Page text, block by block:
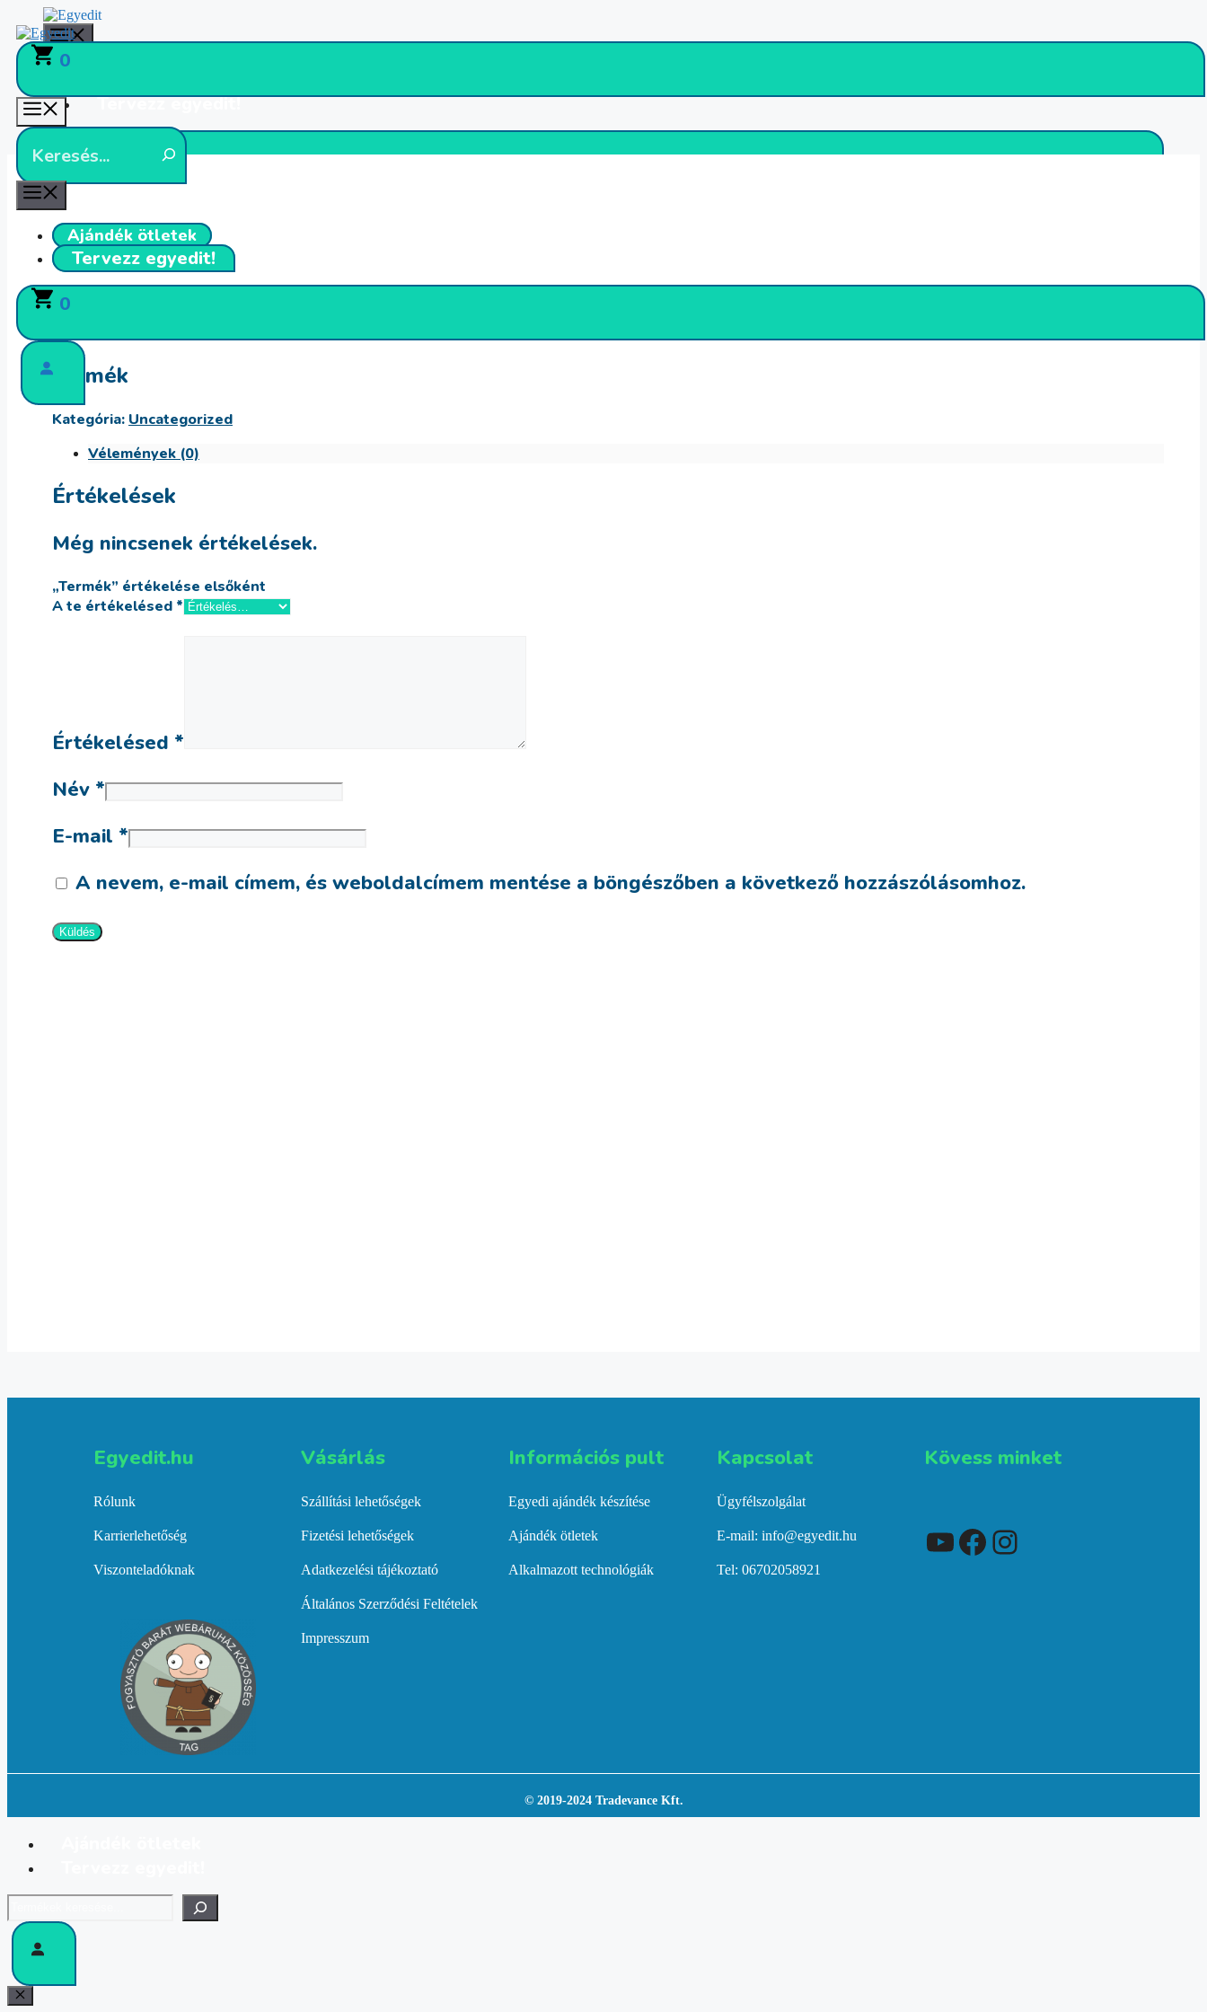
Kilépés
tartalomba
0
Menü
Ajándék ötletek
Tervezz egyedit!
0
Menü
Tervezz egyedit!
0
Termék
Kategória: Uncategorized
Vélemények (0)
Értékelések
Még nincsenek értékelések.
„Termék” értékelése elsőként
A te értékelésed *
Értékelésed *
Név *
E-mail *
A nevem, e-mail címem, és weboldalcímem mentése a böngészőben a következő hozzászólásomhoz.
Egyedit.hu
Rólunk
Karrierlehetőség
Viszonteladóknak
Vásárlás​
Szállítási lehetőségek
Fizetési lehetőségek
Adatkezelési tájékoztató
Általános Szerződési Feltételek
Impresszum
Információs pult​
Egyedi ajándék készítése
Ajándék ötletek
Alkalmazott technológiák
Kapcsolat​
Ügyfélszolgálat
E-mail: info@egyedit.hu
Tel: 06702058921
Kövess minket
YouTube
Facebook
Instagram
© 2019-2024 Tradevance Kft.
Keresés
Bezár